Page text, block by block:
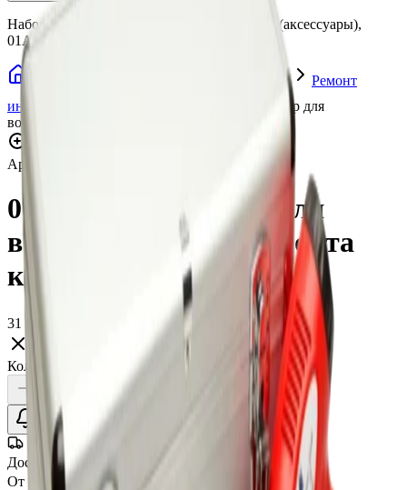
Набор для восстановления и ремонта кожи (аксессуары),
01AKITPEL2
Набор оборудования - готовый бизнес
Ремонт
интерьера и экстерьера
01AKITPEL2 Набор для
восстановления и ремонта кожи (аксессуары)
Артикул:
01AKITPEL2 Набор для
восстановления и ремонта
кожи (аксессуары)
31 859 ₽
Количество:
Уточнить наличие
Доставка СДЭК
От 350₽ по России